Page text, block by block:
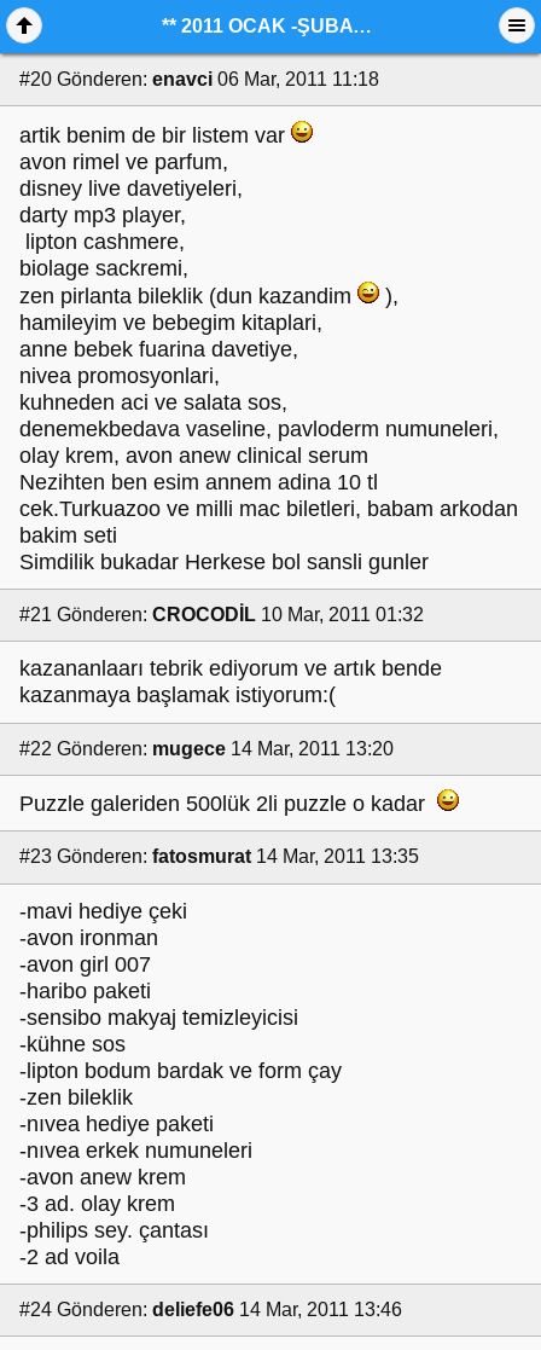
** 2011 OCAK -ŞUBAT AYI KAZANDIKLARIMIZ**
#20 Gönderen: enavci 06 Mar, 2011 11:18
artik benim de bir listem var
avon rimel ve parfum,
disney live davetiyeleri,
darty mp3 player,
lipton cashmere,
biolage sackremi,
zen pirlanta bileklik (dun kazandim
),
hamileyim ve bebegim kitaplari,
anne bebek fuarina davetiye,
nivea promosyonlari,
kuhneden aci ve salata sos,
denemekbedava vaseline, pavloderm numuneleri,
olay krem, avon anew clinical serum
Nezihten ben esim annem adina 10 tl
cek.Turkuazoo ve milli mac biletleri, babam arkodan
bakim seti
Simdilik bukadar Herkese bol sansli gunler
#21 Gönderen: CROCODİL 10 Mar, 2011 01:32
kazananlaarı tebrik ediyorum ve artık bende
kazanmaya başlamak istiyorum:(
#22 Gönderen: mugece 14 Mar, 2011 13:20
Puzzle galeriden 500lük 2li puzzle o kadar
#23 Gönderen: fatosmurat 14 Mar, 2011 13:35
-mavi hediye çeki
-avon ironman
-avon girl 007
-haribo paketi
-sensibo makyaj temizleyicisi
-kühne sos
-lipton bodum bardak ve form çay
-zen bileklik
-nıvea hediye paketi
-nıvea erkek numuneleri
-avon anew krem
-3 ad. olay krem
-philips sey. çantası
-2 ad voila
#24 Gönderen: deliefe06 14 Mar, 2011 13:46